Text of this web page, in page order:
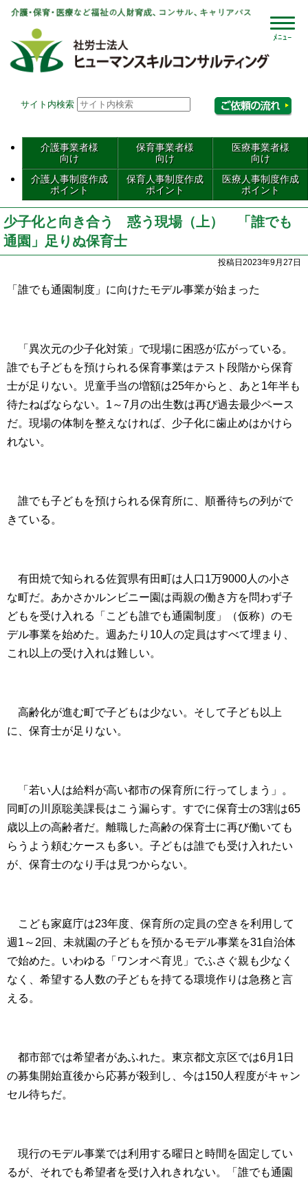
サイト内検索
介護事業者様
向け
保育事業者様
向け
医療事業者様
向け
介護人事制度作成
ポイント
保育人事制度作成
ポイント
医療人事制度作成
ポイント
少子化と向き合う 惑う現場（上） 「誰でも
通園」足りぬ保育士
投稿日2023年9月27日
「誰でも通園制度」に向けたモデル事業が始まった
「異次元の少子化対策」で現場に困惑が広がっている。
誰でも子どもを預けられる保育事業はテスト段階から保育
士が足りない。児童手当の増額は25年からと、あと 1年半も
待たねばならない。 1 ～7月の出生数は再び過去最少ペース
だ。現場の体制を整えなければ、少子化に歯止めはかけら
れない。
誰でも子どもを預けられる保育所に、順番待ちの列がで
きている。
有田焼で知られる佐賀県有田町は人口1万9000人の小さ
な町だ。あかさかルンビニー園は両親の働き方を問わず子
どもを受け入れる「こども誰でも通園制度」（仮称）のモ
デル事業を始めた。週あたり 10人の定員はすべて埋まり、
これ以上の受け入れは難しい。
高齢化が進む町で子どもは少ない。そして子ども以上
に、保育士が足りない。
「若い人は給料が高い都市の保育所に行ってしまう」。
同町の川原聡美課長はこう漏らす。すでに保育士の3割は65
歳以上の高齢者だ。離職した高齢の保育士に再び働いても
らうよう頼むケースも多い。子どもは誰でも受け入れたい
が、保育士のなり手は見つからない。
こども家庭庁は23年度、保育所の定員の空きを利用して
週 1 ～ 2回、未就園の子どもを預かるモデル事業を31自治体
で始めた。いわゆる「ワンオペ育児」でふさぐ親も少なく
なく、希望する人数の子どもを持てる環境作りは急務と言
える。
都市部では希望者があふれた。東京都文京区では6月 1 日
の募集開始直後から応募が殺到し、今は150人程度がキャン
セル待ちだ。
現行のモデル事業では利用する曜日と時間を固定してい
るが、それでも希望者を受け入れきれない。「誰でも通園